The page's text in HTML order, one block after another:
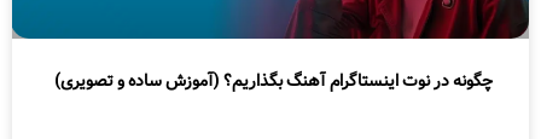
چگونه در نوت اینستاگرام آهنگ بگذاریم؟ (آموزش ساده و تصویری)